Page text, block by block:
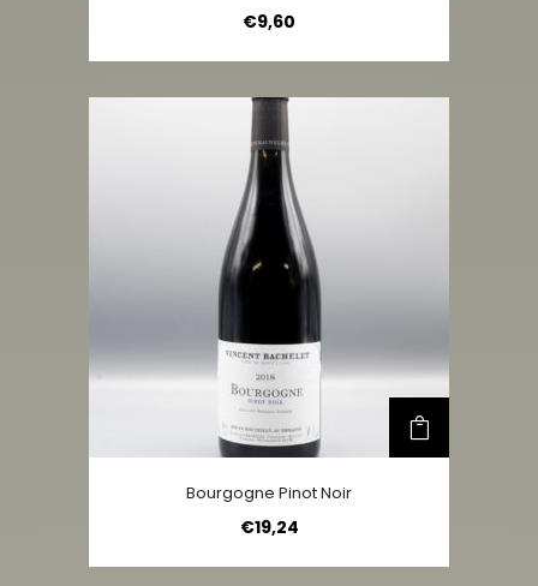
€9,60
Bourgogne Pinot Noir
€19,24